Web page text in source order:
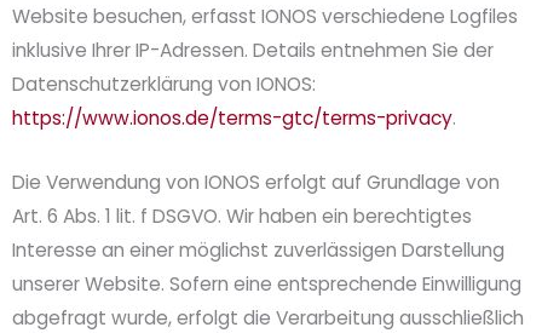
Website besuchen, erfasst IONOS verschiedene Logfiles
inklusive Ihrer IP-Adressen. Details entnehmen Sie der
Datenschutzerklärung von IONOS:
https://www.ionos.de/terms-gtc/terms-privacy.
Die Verwendung von IONOS erfolgt auf Grundlage von
Art. 6 Abs. 1 lit. f DSGVO. Wir haben ein berechtigtes
Interesse an einer möglichst zuverlässigen Darstellung
unserer Website. Sofern eine entsprechende Einwilligung
abgefragt wurde, erfolgt die Verarbeitung ausschließlich